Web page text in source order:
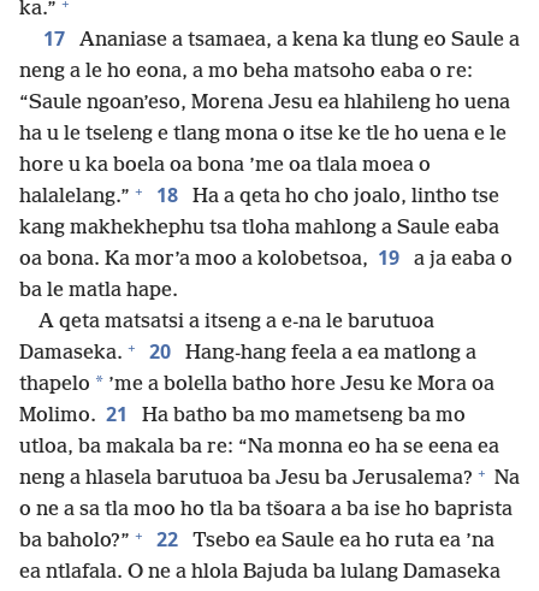
ka.”
17
Ananiase a tsamaea, a kena ka tlung eo Saule a
neng a le ho eona, a mo beha matsoho eaba o re:
“Saule ngoan’eso, Morena Jesu ea hlahileng ho uena
ha u le tseleng e tlang mona o itse ke tle ho uena e le
hore u ka boela oa bona ’me oa tlala moea o
halalelang.” + 18
Ha a qeta ho cho joalo, lintho tse
kang makhekhephu tsa tloha mahlong a Saule eaba
oa bona. Ka mor’a moo a kolobetsoa, 19
a ja eaba o
ba le matla hape.
A qeta matsatsi a itseng a e-na le barutuoa
Damaseka. + 20
Hang-hang feela a ea matlong a
thapelo * ’me a bolella batho hore Jesu ke Mora oa
Molimo. 21
Ha batho ba mo mametseng ba mo
utloa, ba makala ba re: “Na monna eo ha se eena ea
neng a hlasela barutuoa ba Jesu ba Jerusalema? + Na
o ne a sa tla moo ho tla ba tšoara a ba ise ho baprista
ba baholo?” + 22
Tsebo ea Saule ea ho ruta ea ’na
ea ntlafala. O ne a hlola Bajuda ba lulang Damaseka